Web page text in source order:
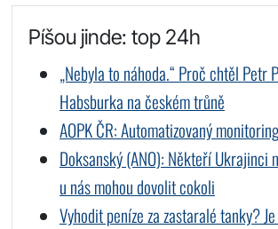
Píšou jinde: top 24h
„Nebyla to náhoda.“ Proč chtěl Petr
Habsburka na českém trůně
AOPK ČR: Automatizovaný
Doksanský (ANO): Někteří Ukrajinci
u nás mohou dovolit cokoli
Vyhodit peníze za zastaralé tanky?